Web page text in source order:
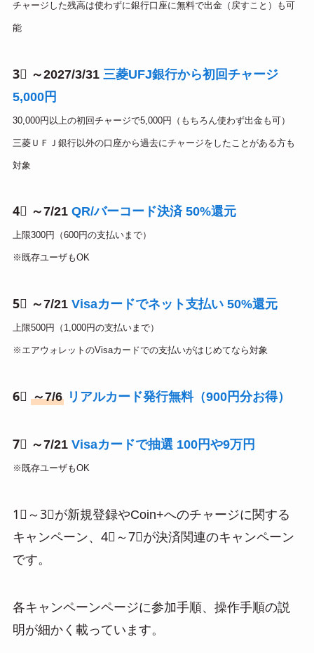
チャージした残高は使わずに銀行口座に無料で出金（戻すこと）も可
能
3⃣ ～2027/3/31 三菱UFJ銀行から初回チャージ
5,000円
30,000円以上の初回チャージで5,000円（もちろん使わず出金も可）
三菱ＵＦＪ銀行以外の口座から過去にチャージをしたことがある方も
対象
4⃣ ～7/21 QR/バーコード決済 50%還元
上限300円（600円の支払いまで）
※既存ユーザもOK
5⃣ ～7/21 Visaカードでネット支払い 50%還元
上限500円（1,000円の支払いまで）
※エアウォレットのVisaカードでの支払いがはじめてなら対象
6⃣ ～7/6 リアルカード発行無料（900円分お得）
7⃣ ～7/21 Visaカードで抽選 100円や9万円
※既存ユーザもOK
1⃣～3⃣が新規登録やCoin+へのチャージに関する
キャンペーン、4⃣～7⃣が決済関連のキャンペーン
です。
各キャンペーンページに参加手順、操作手順の説
明が細かく載っています。